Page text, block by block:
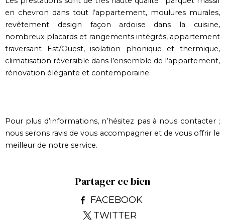
en chevron dans tout l’appartement, moulures murales,
revêtement design façon ardoise dans la cuisine,
nombreux placards et rangements intégrés, appartement
traversant Est/Ouest, isolation phonique et thermique,
climatisation réversible dans l’ensemble de l’appartement,
rénovation élégante et contemporaine.
Pour plus d’informations, n’hésitez pas à nous contacter ;
nous serons ravis de vous accompagner et de vous offrir le
meilleur de notre service.
Partager ce bien
FACEBOOK
TWITTER